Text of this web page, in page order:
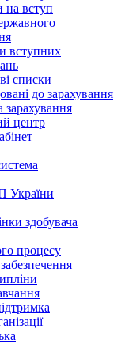
на вступ
вступних
списки
до зарахування
зарахування
центр
України
здобувача
процесу